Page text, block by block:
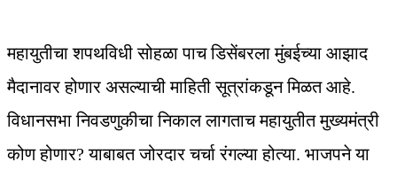
महायुतीचा शपथविधी सोहळा पाच डिसेंबरला मुंबईच्या आझाद
मैदानावर होणार असल्याची माहिती सूत्रांकडून मिळत आहे.
विधानसभा निवडणुकीचा निकाल लागताच महायुतीत मुख्यमंत्री
कोण होणार? याबाबत जोरदार चर्चा रंगल्या होत्या. भाजपने या